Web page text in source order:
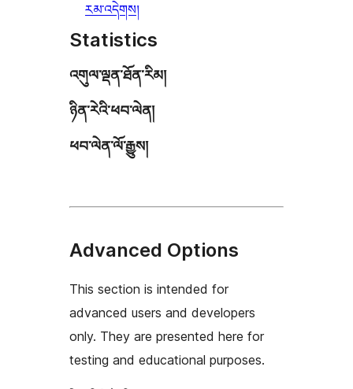
རམ་འདེགས།
Statistics
འགུལ་ལྡན་ཐོན་རིམ།
ཉིན་རེའི་ཕབ་ལེན།
ཕབ་ལེན་ལོ་རྒྱུས།
Advanced Options
This section is intended for
advanced users and developers
only. They are presented here for
testing and educational purposes.